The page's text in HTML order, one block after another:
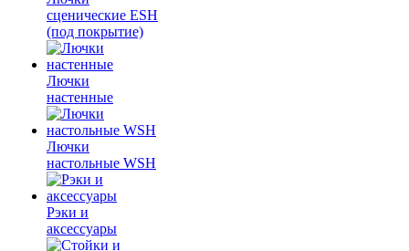
сценические ESH
(под покрытие)
Лючки
настенные
Лючки
настольные WSH
Рэки и
аксессуары